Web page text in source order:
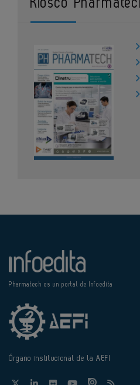
Kiosco
Pharmatech es un portal de Infoedita
Órgano institucional de la AEFI